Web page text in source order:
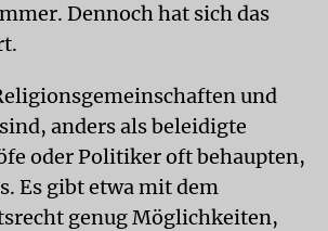
Dennoch hat sich das
und
anders als beleidigte
oder Politiker oft behaupten,
Es gibt etwa mit dem
genug Möglichkeiten,